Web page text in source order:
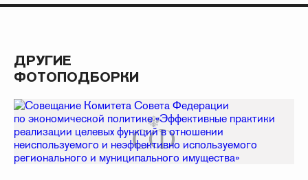
ДРУГИЕ
ФОТОПОДБОРКИ